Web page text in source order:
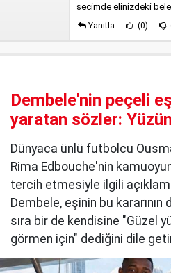
secimde elinizdeki
Yanıtla (0)
Dembele'nin peçeli
yaratan sözler:
Dünyaca ünlü futbolcu
Rima Edbouche'nin
tercih etmesiyle ilgili
Dembele, eşinin bu kararının
sıra bir de kendisine "Güzel
görmen için" dediğini dile